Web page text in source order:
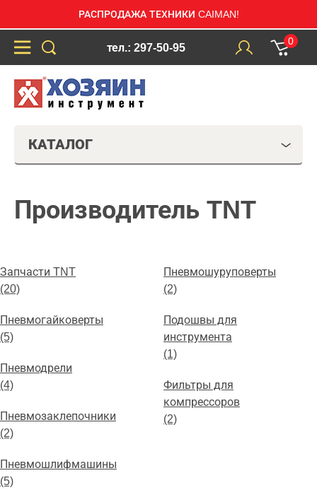
РАСПРОДАЖА ТЕХНИКИ CAIMAN!
тел.: 297-50-95
0
КАТАЛОГ
Производитель TNT
Запчасти TNT
(20)
Пневмогайковерты
(5)
Пневмодрели
(4)
Пневмозаклепочники
(2)
Пневмошлифмашины
(5)
Пневмошуруповерты
(2)
Подошвы для
инструмента
(1)
Фильтры для
компрессоров
(2)